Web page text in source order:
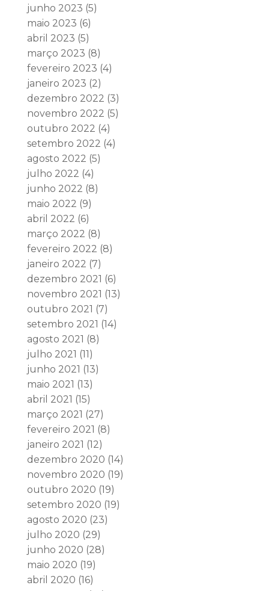
junho 2023 (5)
maio 2023 (6)
abril 2023 (5)
março 2023 (8)
fevereiro 2023 (4)
janeiro 2023 (2)
dezembro 2022 (3)
novembro 2022 (5)
outubro 2022 (4)
setembro 2022 (4)
agosto 2022 (5)
julho 2022 (4)
junho 2022 (8)
maio 2022 (9)
abril 2022 (6)
março 2022 (8)
fevereiro 2022 (8)
janeiro 2022 (7)
dezembro 2021 (6)
novembro 2021 (13)
outubro 2021 (7)
setembro 2021 (14)
agosto 2021 (8)
julho 2021 (11)
junho 2021 (13)
maio 2021 (13)
abril 2021 (15)
março 2021 (27)
fevereiro 2021 (8)
janeiro 2021 (12)
dezembro 2020 (14)
novembro 2020 (19)
outubro 2020 (19)
setembro 2020 (19)
agosto 2020 (23)
julho 2020 (29)
junho 2020 (28)
maio 2020 (19)
abril 2020 (16)